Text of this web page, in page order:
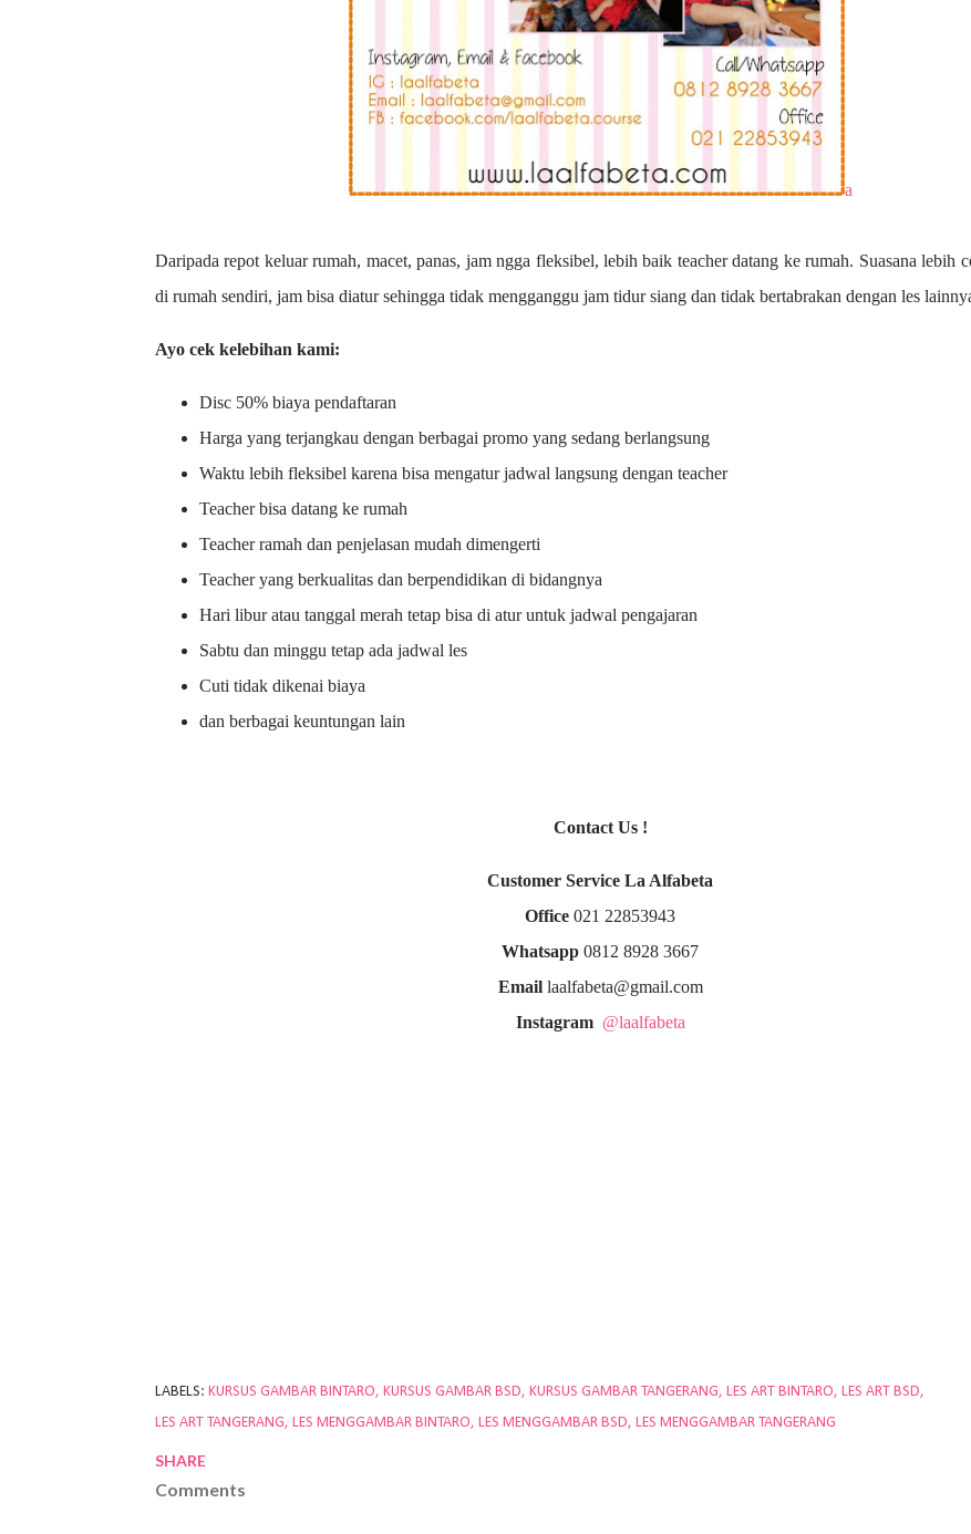
a
Daripada repot keluar rumah, macet, panas, jam ngga fleksibel, lebih baik teacher datang ke rumah. Suasana lebih
di rumah sendiri, jam bisa diatur sehingga tidak mengganggu jam tidur siang dan tidak bertabrakan dengan les
Ayo cek kelebihan kami:
Disc 50% biaya pendaftaran
Harga yang terjangkau dengan berbagai promo yang sedang berlangsung
Waktu lebih fleksibel karena bisa mengatur jadwal langsung dengan teacher
Teacher bisa datang ke rumah
Teacher ramah dan penjelasan mudah dimengerti
Teacher yang berkualitas dan berpendidikan di bidangnya
Hari libur atau tanggal merah tetap bisa di atur untuk jadwal pengajaran
Sabtu dan minggu tetap ada jadwal les
Cuti tidak dikenai biaya
dan berbagai keuntungan lain
Contact Us !
Customer Service La Alfabeta
Office 021 22853943
Whatsapp 0812 8928 3667
Emaillaalfabeta@gmail.com
Instagram @laalfabeta
LABELS: KURSUS GAMBAR BINTARO KURSUS GAMBAR BSD KURSUS GAMBAR TANGERANG LES ART BINTARO LES ART BSD
LES ART TANGERANG LES MENGGAMBAR BINTARO LES MENGGAMBAR BSD LES MENGGAMBAR TANGERANG
SHARE
Comments